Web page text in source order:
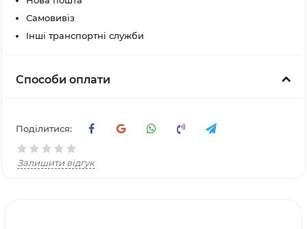
Самовивіз
Інші транспортні служби
Способи оплати
Поділитися:
Залишити відгук